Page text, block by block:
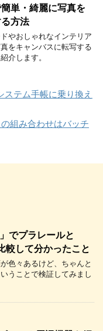
単・綺麗に写真を
方法
やおしゃれなインテリア
をキャンバスに転写する
介します。
テム手帳に乗り換え
組み合わせはバッチ
でプラレールと
較して分かったこと
色々あるけど、ちゃんと
うことで検証してみまし